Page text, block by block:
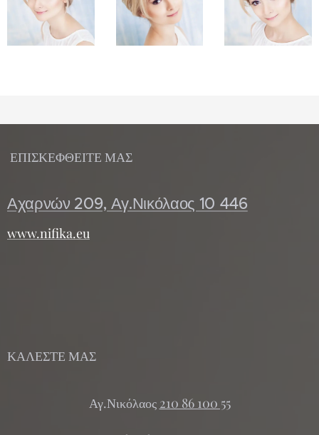
ΕΠΙΣΚΕΦΘΕΙΤΕ ΜΑΣ
Αχαρνών 209, Αγ.Νικόλαος 10 446
www.nifika.eu
ΚΑΛΕΣΤΕ ΜΑΣ
Αγ.Νικόλαος 210 86 100 55